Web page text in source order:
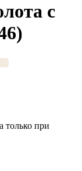
с
только при